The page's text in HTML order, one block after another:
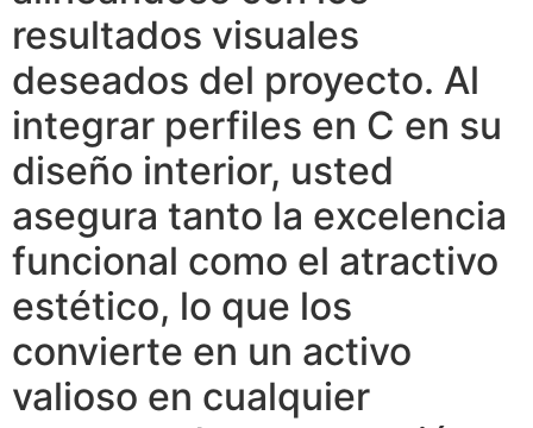
resultados visuales
deseados del proyecto. Al
integrar perfiles en C en su
diseño interior, usted
asegura tanto la excelencia
funcional como el atractivo
estético, lo que los
convierte en un activo
valioso en cualquier